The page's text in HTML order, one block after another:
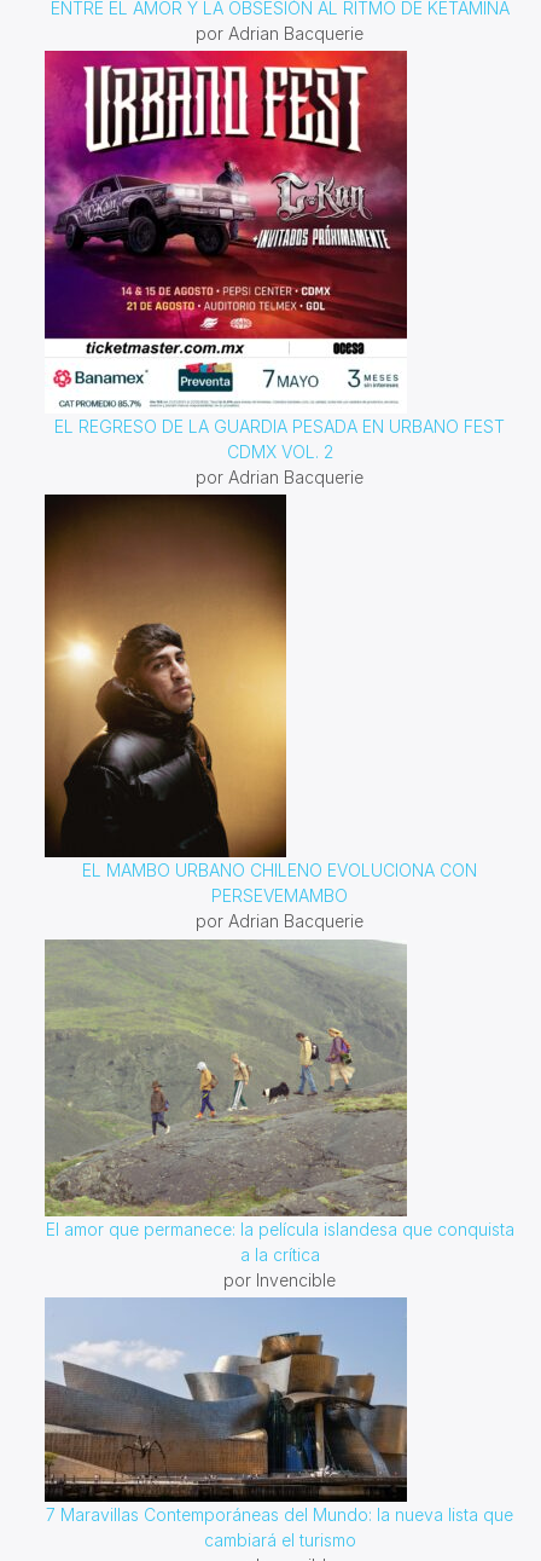
ENTRE EL AMOR Y LA OBSESIÓN AL RITMO DE KETAMINA
por Adrian Bacquerie
EL REGRESO DE LA GUARDIA PESADA EN URBANO FEST
CDMX VOL. 2
por Adrian Bacquerie
EL MAMBO URBANO CHILENO EVOLUCIONA CON
PERSEVEMAMBO
por Adrian Bacquerie
El amor que permanece: la película islandesa que conquista
a la crítica
por Invencible
7 Maravillas Contemporáneas del Mundo: la nueva lista que
cambiará el turismo